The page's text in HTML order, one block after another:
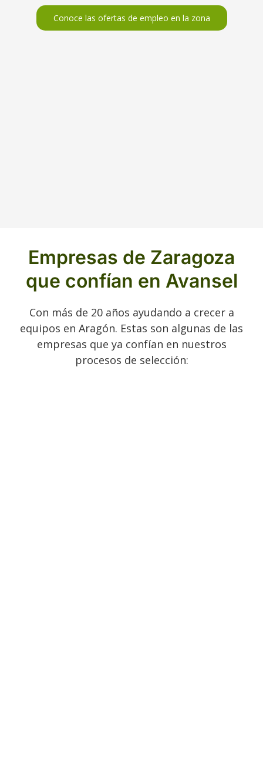
Conoce las ofertas de empleo en la zona
Empresas de Zaragoza
que confían en Avansel
Con más de 20 años ayudando a crecer a
equipos en Aragón. Estas son algunas de las
empresas que ya confían en nuestros
procesos de selección: